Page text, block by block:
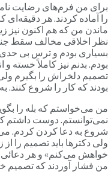
من فرم‌های رضایت نامه
آماده کردند. هر
من که هم اکنون نیز
اخلاقی مخالف سقط
بودم و ترس بی
بدنم نیز کاملاً خسته و
دلخراش را بگیرم
که کار را شروع کنند.
می‌خواستم که بله را
دوست داشتم
به دعا کردن کردم.
دکترها باید تصمیم را از
می‌کنم» و هر دعائی
فشار آوردند که تصمیم